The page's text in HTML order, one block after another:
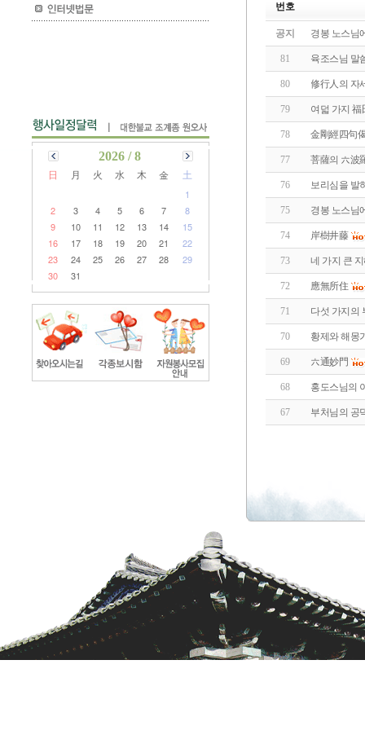
2026 / 8
日 月 火 水 木 金 土
1
2
3 4 5 6 7
8
9
10 11 12 13 14
15
16
17 18 19 20 21
22
23
24 25 26 27 28
29
30
31
번호
공지 경봉 노스님
81 육조스님 말
80 修行人의 자
79 여덟 가지 福
78 金剛經四句
77 菩薩의 六波
76 보리심을 발
75 경봉 노스님
74 岸樹井藤
73 네 가지 큰
72 應無所住
71 다섯 가지의
70 황제와 해몽
69 六通妙門
68 홍도스님의
67 부처님의 공